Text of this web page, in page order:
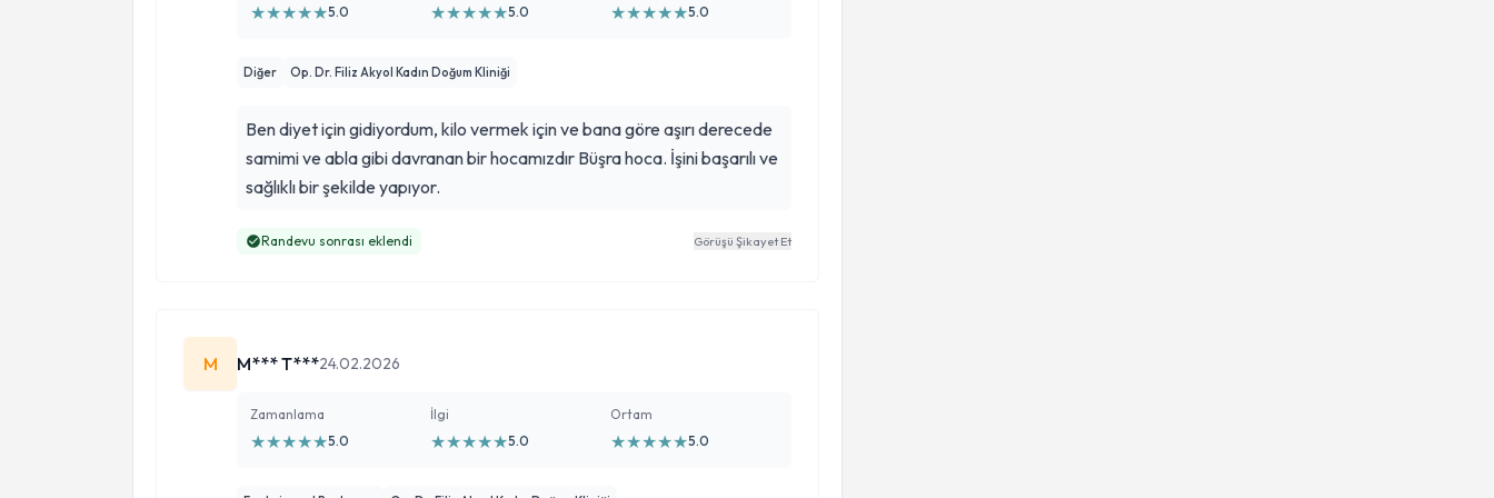
★★★★★5.0 ★★★★★5.0 ★★★★★5.0
Diğer Op. Dr. Filiz Akyol Kadın Doğum Kliniği
Ben diyet için gidiyordum, kilo vermek için ve bana göre aşırı derecede
samimi ve abla gibi davranan bir hocamızdır Büşra hoca. İşini başarılı ve
sağlıklı bir şekilde yapıyor.
Randevu sonrası eklendi Görüşü Şikayet Et
M M*** T***24.02.2026
Zamanlama
★★★★★5.0
İlgi
★★★★★5.0
Ortam
★★★★★5.0